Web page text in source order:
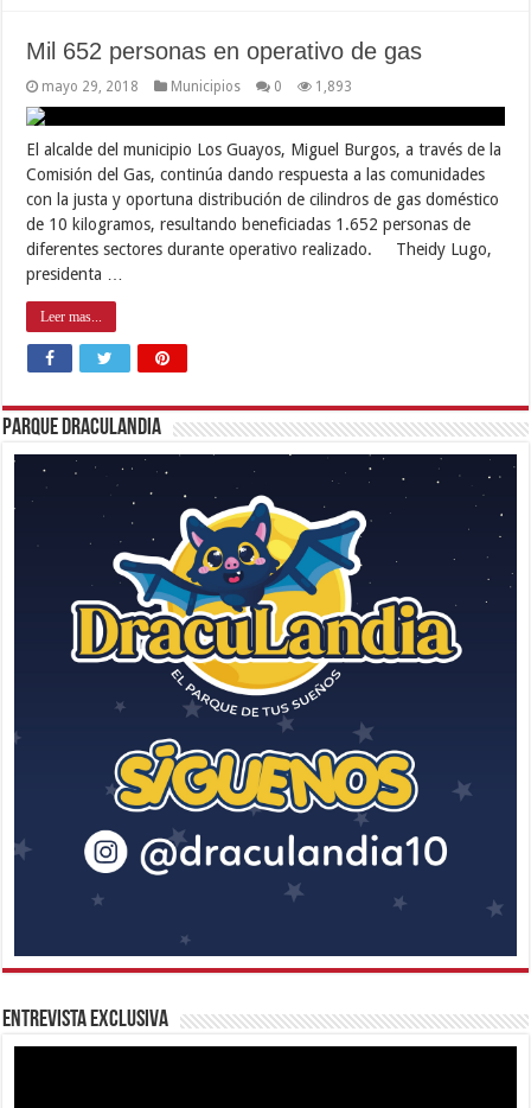
Mil 652 personas en operativo de gas
mayo 29, 2018 Municipios 0 1,893
El alcalde del municipio Los Guayos, Miguel Burgos, a través de la
Comisión del Gas, continúa dando respuesta a las comunidades
con la justa y oportuna distribución de cilindros de gas doméstico
de 10 kilogramos, resultando beneficiadas 1.652 personas de
diferentes sectores durante operativo realizado. Theidy Lugo,
presidenta …
Leer mas...
Parque Draculandia
Entrevista Exclusiva